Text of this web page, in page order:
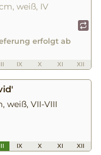
weiß, IV
erfolgt ab
IX X XI XII
weiß, VII-VIII
IX X XI XII